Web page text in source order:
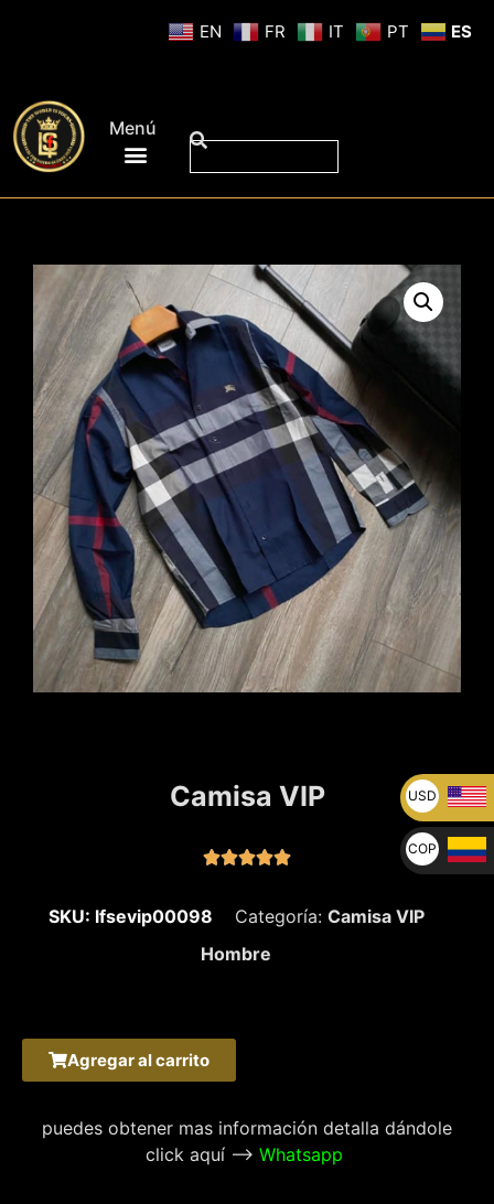
Menú
Camisa VIP

SKU: lfsevip00098 Categoría: Camisa VIP
Hombre
Agregar al carrito
puedes obtener mas información detalla dándole
click aquí –> Whatsapp
EN FR IT PT ES
USD
U$
COP
$